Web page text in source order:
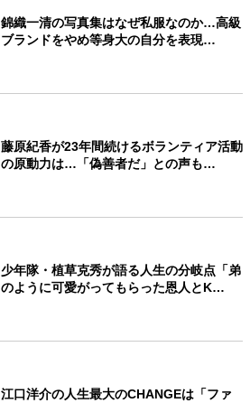
錦織一清の写真集はなぜ私服なのか…高級
ブランドをやめ等身大の自分を表現…
藤原紀香が23年間続けるボランティア活動
の原動力は…「偽善者だ」との声も…
少年隊・植草克秀が語る人生の分岐点「弟
のように可愛がってもらった恩人とK…
江口洋介の人生最大のCHANGEは「ファ